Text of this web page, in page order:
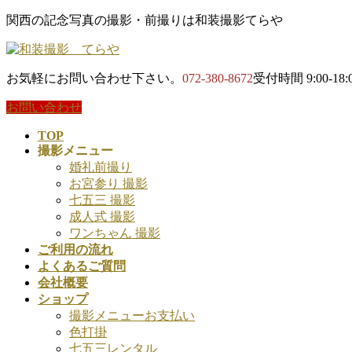
コ
テ
ツ
に
移
ナ
ゲ
シ
ョ
ン
関西の記念写真の撮影・前撮りは和装撮影てらや
お気軽にお問い合わせ下さい。 072-380-8672受付時間 9:00-
お問い合わせ
TOP
撮影メニュー
婚礼前撮り
お宮参り 撮影
七五三 撮影
成人式 撮影
ワンちゃん 撮影
ご利用の流れ
よくあるご質問
会社概要
ショップ
撮影メニューお支払い
色打掛
七五三レンタル